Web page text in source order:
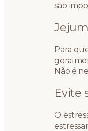
são
Para
Não é
Evite
O